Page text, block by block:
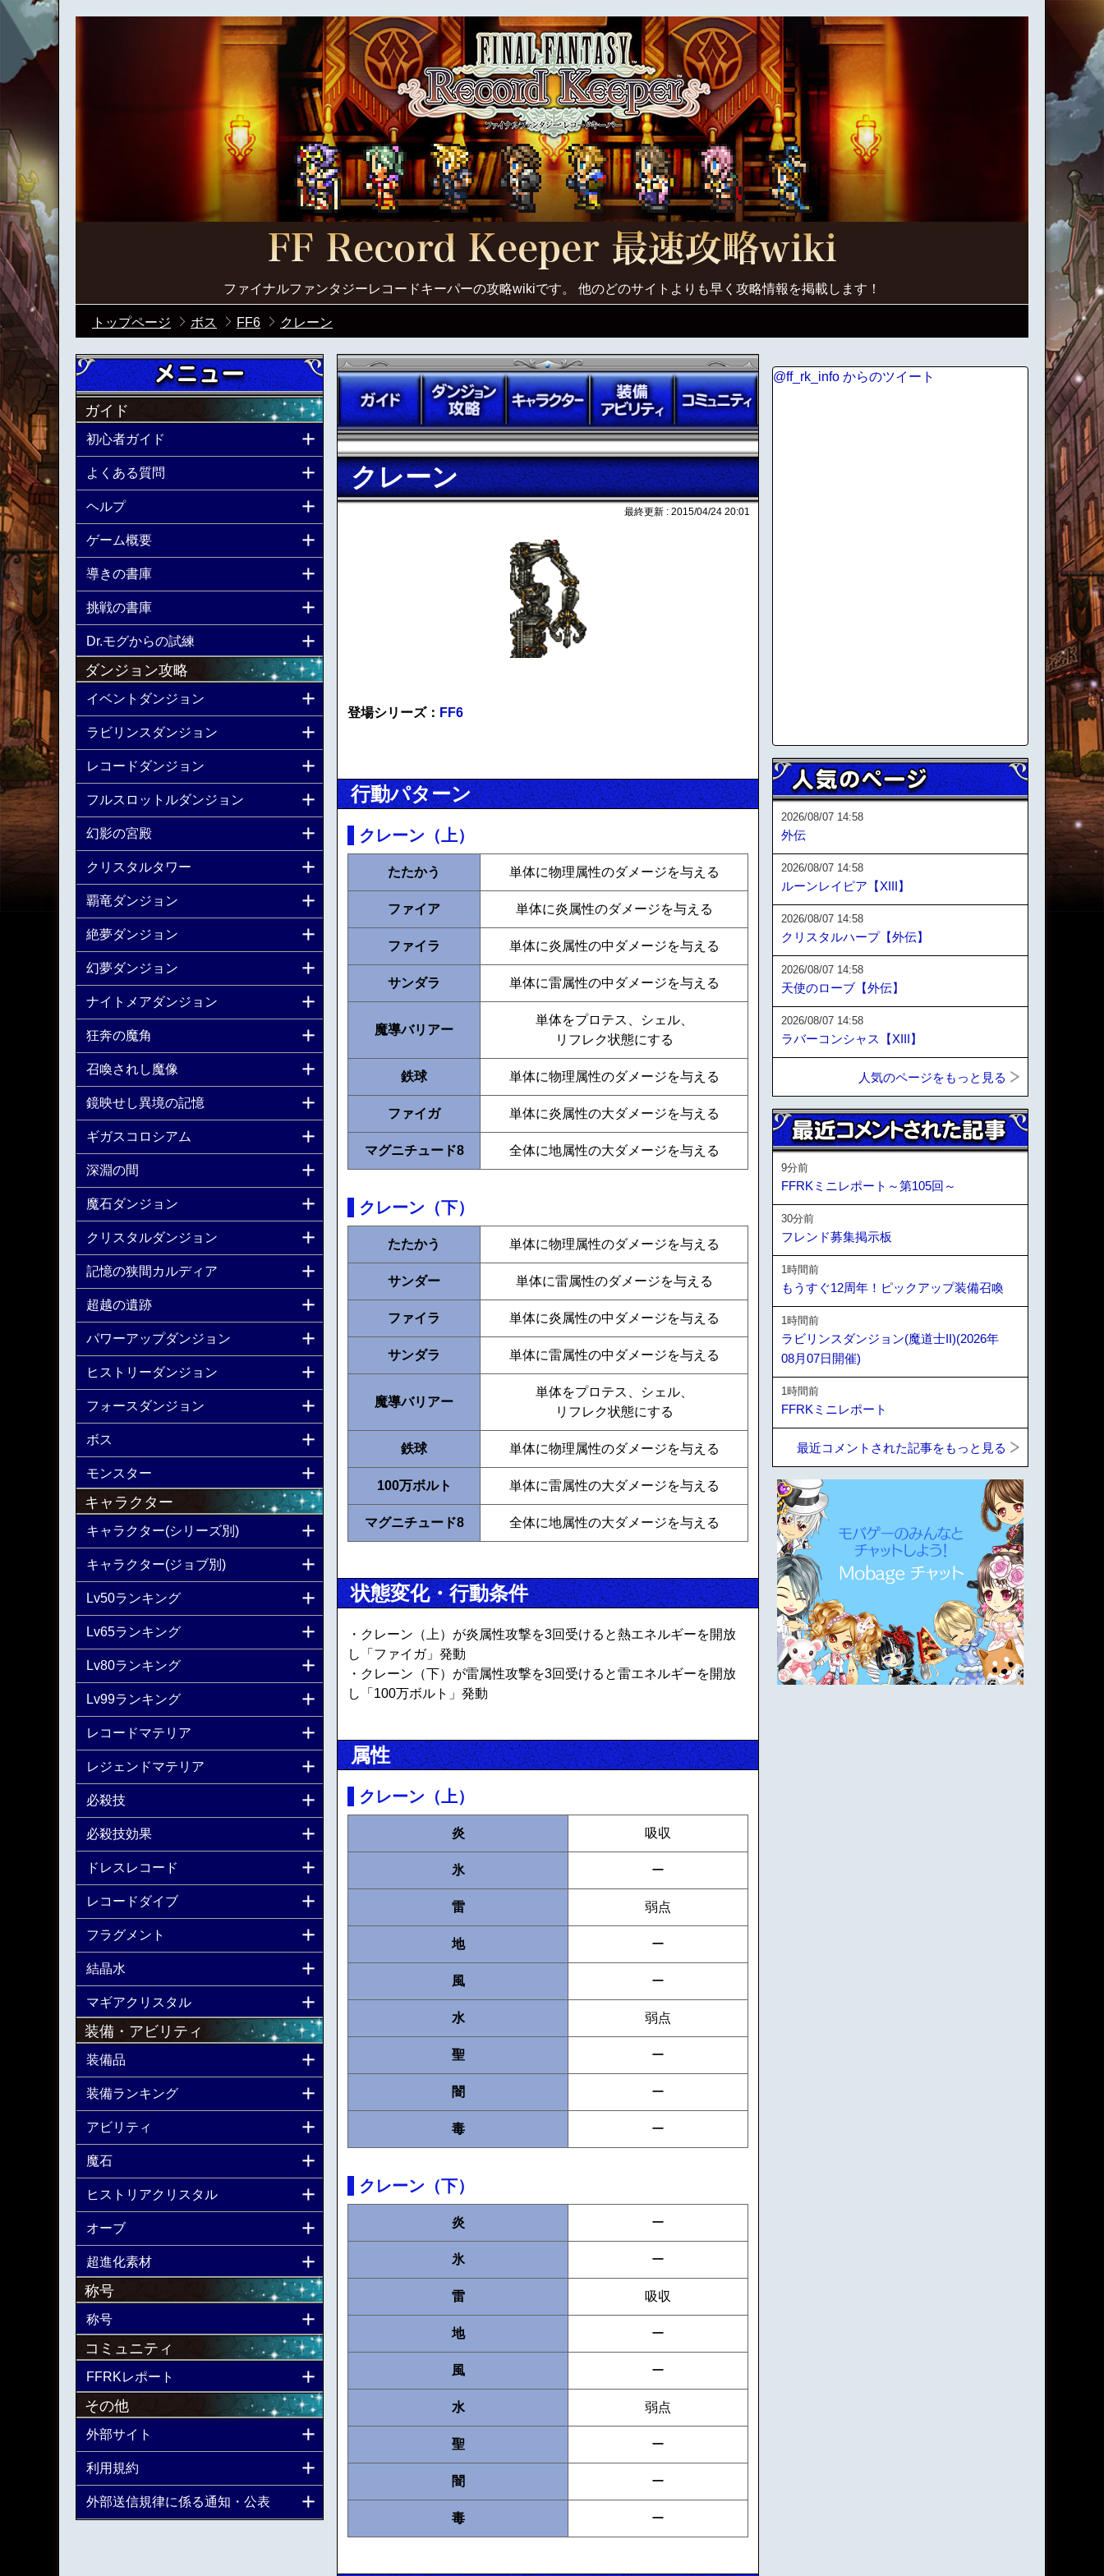
ファイナルファンタジーレコードキーパーの攻略wikiです。 他のどのサイトよりも早く攻略情報を掲載します！
トップページ ボス FF6 クレーン
クレーン
最終更新 : 2015/04/24 20:01
登場シリーズ： FF6
行動パターン
クレーン（上）
たたかう 単体に物理属性のダメージを与える
ファイア 単体に炎属性のダメージを与える
ファイラ 単体に炎属性の中ダメージを与える
サンダラ 単体に雷属性の中ダメージを与える
魔導バリアー
単体をプロテス、シェル、
リフレク状態にする
鉄球 単体に物理属性のダメージを与える
ファイガ 単体に炎属性の大ダメージを与える
マグニチュード8 全体に地属性の大ダメージを与える
クレーン（下）
たたかう 単体に物理属性のダメージを与える
サンダー 単体に雷属性のダメージを与える
ファイラ 単体に炎属性の中ダメージを与える
サンダラ 単体に雷属性の中ダメージを与える
魔導バリアー
単体をプロテス、シェル、
リフレク状態にする
鉄球 単体に物理属性のダメージを与える
100万ボルト 単体に雷属性の大ダメージを与える
マグニチュード8 全体に地属性の大ダメージを与える
状態変化・行動条件
・クレーン（上）が炎属性攻撃を3回受けると熱エネルギーを開放
し「ファイガ」発動
・クレーン（下）が雷属性攻撃を3回受けると雷エネルギーを開放
し「100万ボルト」発動
属性
クレーン（上）
炎 吸収
氷 ー
雷 弱点
地 ー
風 ー
水 弱点
聖 ー
闇 ー
毒 ー
クレーン（下）
炎 ー
氷 ー
雷 吸収
地 ー
風 ー
水 弱点
聖 ー
闇 ー
毒 ー
ガイド
初心者ガイド
よくある質問
ヘルプ
ゲーム概要
導きの書庫
挑戦の書庫
Dr.モグからの試練
ダンジョン攻略
イベントダンジョン
ラビリンスダンジョン
レコードダンジョン
フルスロットルダンジョン
幻影の宮殿
クリスタルタワー
覇竜ダンジョン
絶夢ダンジョン
幻夢ダンジョン
ナイトメアダンジョン
狂奔の魔角
召喚されし魔像
鏡映せし異境の記憶
ギガスコロシアム
深淵の間
魔石ダンジョン
クリスタルダンジョン
記憶の狭間カルディア
超越の遺跡
パワーアップダンジョン
ヒストリーダンジョン
フォースダンジョン
ボス
モンスター
キャラクター
キャラクター(シリーズ別)
キャラクター(ジョブ別)
Lv50ランキング
Lv65ランキング
Lv80ランキング
Lv99ランキング
レコードマテリア
レジェンドマテリア
必殺技
必殺技効果
ドレスレコード
レコードダイブ
フラグメント
結晶水
マギアクリスタル
装備・アビリティ
装備品
装備ランキング
アビリティ
魔石
ヒストリアクリスタル
オーブ
超進化素材
称号
称号
コミュニティ
FFRKレポート
その他
外部サイト
利用規約
外部送信規律に係る通知・公表
@ff_rk_info からのツイート
2026/08/07 14:58
外伝
2026/08/07 14:58
ルーンレイピア【XIII】
2026/08/07 14:58
クリスタルハープ【外伝】
2026/08/07 14:58
天使のローブ【外伝】
2026/08/07 14:58
ラバーコンシャス【XIII】
人気のページをもっと見る
9分前
FFRKミニレポート～第105回～
30分前
フレンド募集掲示板
1時間前
もうすぐ12周年！ピックアップ装備召喚
1時間前
ラビリンスダンジョン(魔道士II)(2026年
08月07日開催)
1時間前
FFRKミニレポート
最近コメントされた記事をもっと見る